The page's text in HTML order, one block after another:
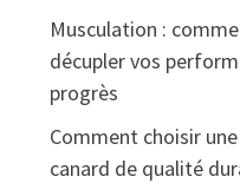
Musculation :
décupler vos
progrès
Comment choisir
canard de qualité